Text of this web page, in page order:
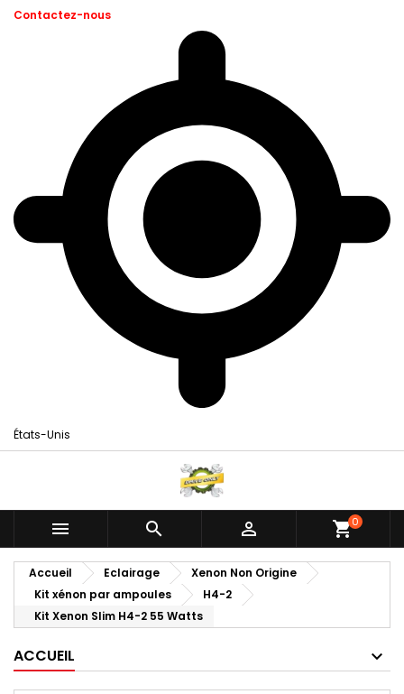
Contactez-nous
États-Unis
   shopping_cart0
Accueil Eclairage
Xenon Non Origine
Kit xénon par ampoules
H4-2
Kit Xenon Slim H4-2 55 Watts
ACCUEIL